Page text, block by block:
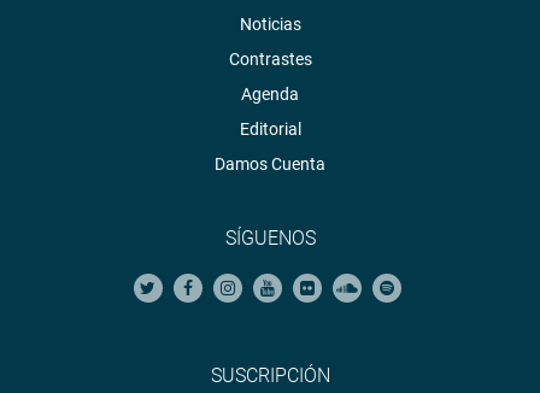
Noticias
Contrastes
Agenda
Editorial
Damos Cuenta
SÍGUENOS
SUSCRIPCIÓN